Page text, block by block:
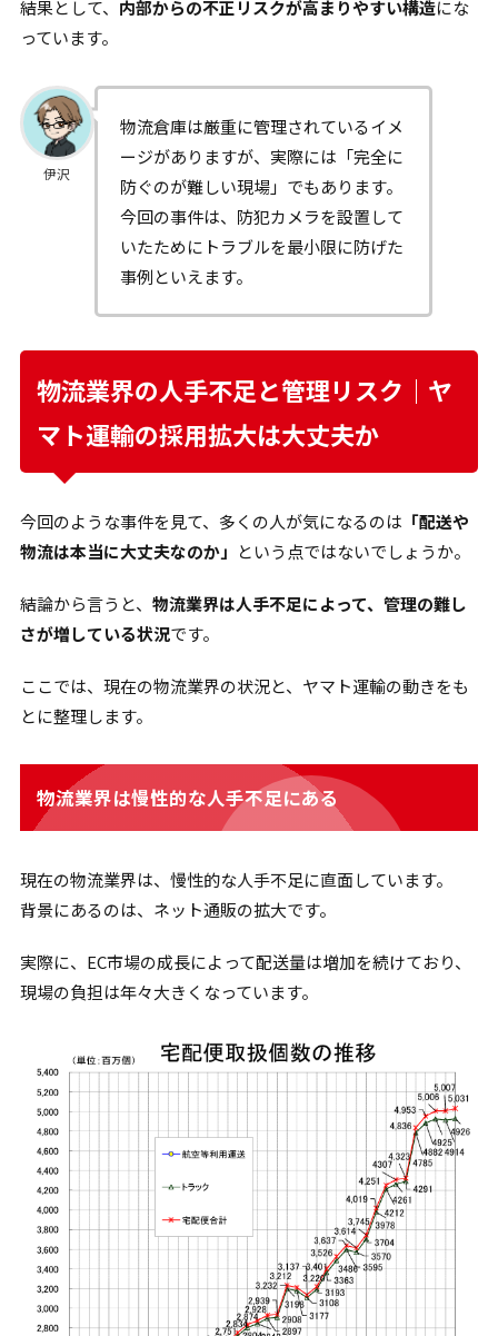
結果として、 内部からの不正リスクが高まりやすい構造にな
っています。
伊沢
物流倉庫は厳重に管理されているイメ
ージがありますが、実際には「完全に
防ぐのが難しい現場」でもあります。
今回の事件は、防犯カメラを設置して
いたためにトラブルを最小限に防げた
事例といえます。
物流業界の人手不足と管理リスク｜ヤ
マト運輸の採用拡大は大丈夫か
今回のような事件を見て、多くの人が気になるのは 「配送や
物流は本当に大丈夫なのか」 という点ではないでしょうか。
結論から言うと、 物流業界は人手不足によって、管理の難し
さが増している状況です。
ここでは、現在の物流業界の状況と、ヤマト運輸の動きをも
とに整理します。
物流業界は慢性的な人手不足にある
現在の物流業界は、慢性的な人手不足に直面しています。
背景にあるのは、ネット通販の拡大です。
実際に、EC市場の成長によって配送量は増加を続けており、
現場の負担は年々大きくなっています。